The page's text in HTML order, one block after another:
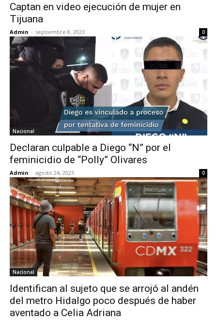
Captan en video ejecución de mujer en
Tijuana
Admin - septiembre 8, 2023 0
Nacional
Declaran culpable a Diego “N” por el
feminicidio de “Polly” Olivares
Admin - agosto 24, 2023 0
Nacional
Identifican al sujeto que se arrojó al andén
del metro Hidalgo poco después de haber
aventado a Celia Adriana